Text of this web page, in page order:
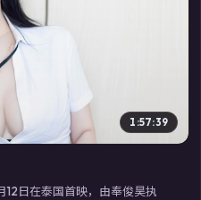
1:57:39
12日在泰国首映，由奉俊昊执